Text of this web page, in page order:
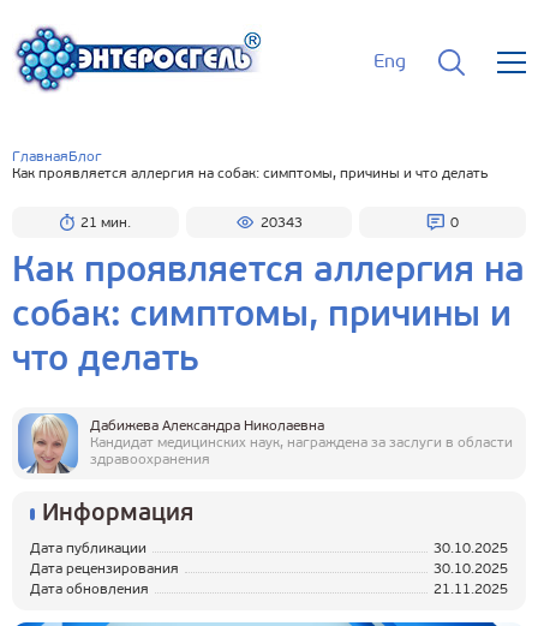
Eng
Главная Блог
Как проявляется аллергия на собак: симптомы, причины и что делать
21 мин. 20343 0
Как проявляется аллергия на
собак: симптомы, причины и
что делать
Дабижева Александра Николаевна
Кандидат медицинских наук, награждена за заслуги в области
здравоохранения
Информация
Дата публикации
30.10.2025
Дата рецензирования
30.10.2025
Дата обновления
21.11.2025